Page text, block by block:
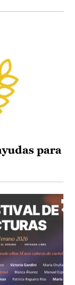
para